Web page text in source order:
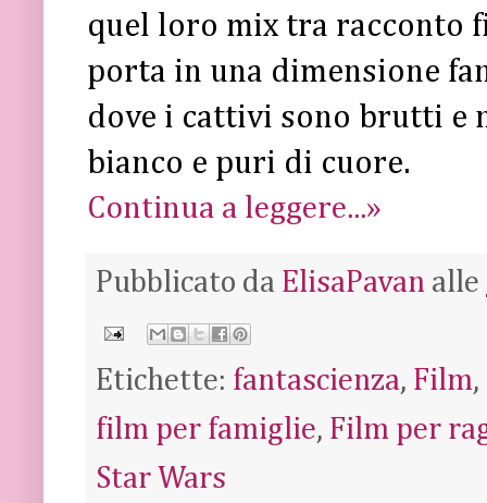
quel loro mix tra racconto
porta in una dimensione
dove i cattivi sono brutti e
bianco e puri di cuore.
Continua a leggere...»
Pubblicato da ElisaPavan alle
Etichette: fantascienza, Film,
film per famiglie, Film per
Star Wars